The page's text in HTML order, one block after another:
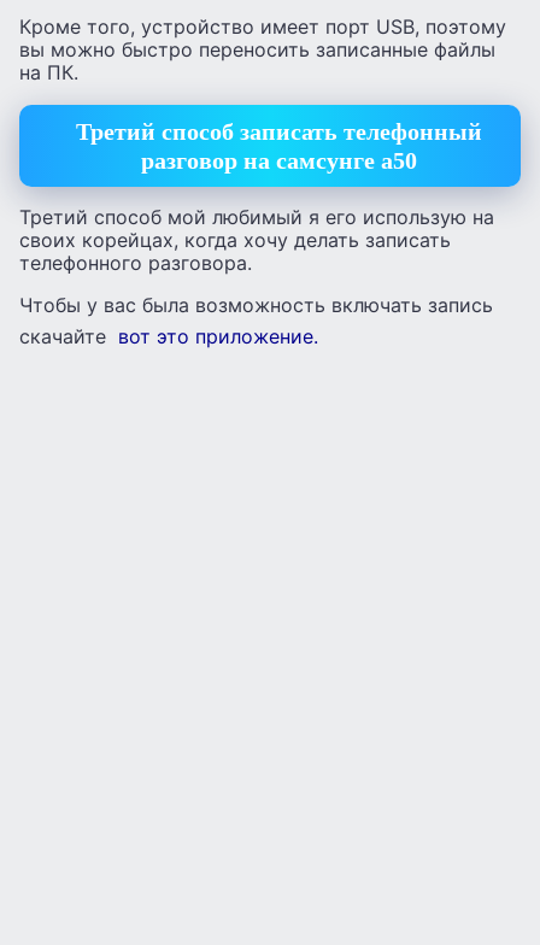
Кроме того, устройство имеет порт USB, поэтому
вы можно быстро переносить записанные файлы
на ПК.
Третий способ записать телефонный
разговор на самсунге а50
Третий способ мой любимый я его использую на
своих корейцах, когда хочу делать записать
телефонного разговора.
Чтобы у вас была возможность включать запись
скачайте вот это приложение.